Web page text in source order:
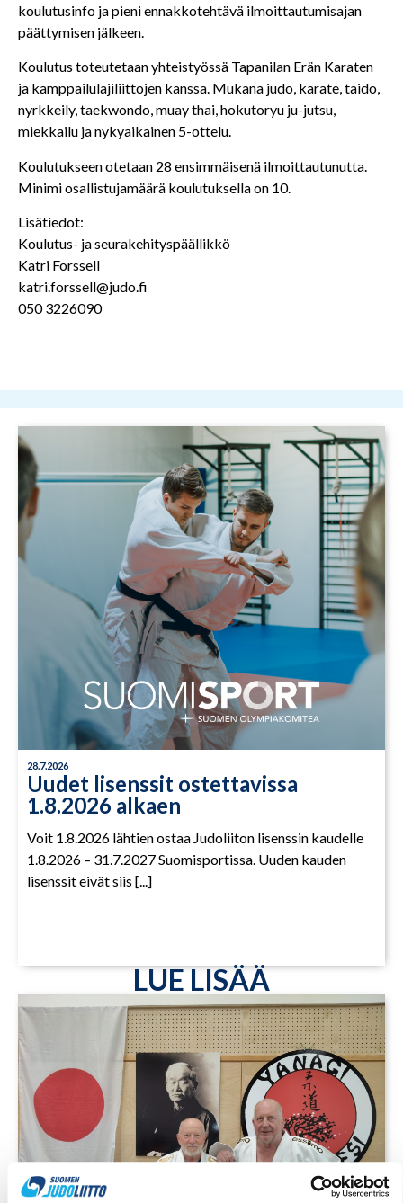
koulutusinfo ja pieni ennakkotehtävä ilmoittautumisajan
päättymisen jälkeen.
Koulutus toteutetaan yhteistyössä Tapanilan Erän Karaten
ja kamppailulajiliittojen kanssa. Mukana judo, karate, taido,
nyrkkeily, taekwondo, muay thai, hokutoryu ju-jutsu,
miekkailu ja nykyaikainen 5-ottelu.
Koulutukseen otetaan 28 ensimmäisenä ilmoittautunutta.
Minimi osallistujamäärä koulutuksella on 10.
Lisätiedot:
Koulutus- ja seurakehityspäällikkö
Katri Forssell
katri.forssell@judo.fi
050 3226090
28.7.2026
Uudet lisenssit ostettavissa
1.8.2026 alkaen
Voit 1.8.2026 lähtien ostaa Judoliiton lisenssin kaudelle
1.8.2026 – 31.7.2027 Suomisportissa. Uuden kauden
lisenssit eivät siis [...]
LUE LISÄÄ